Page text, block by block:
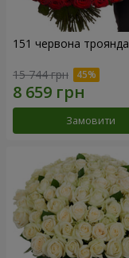
151 червона троянда
15 744 грн
Замовити